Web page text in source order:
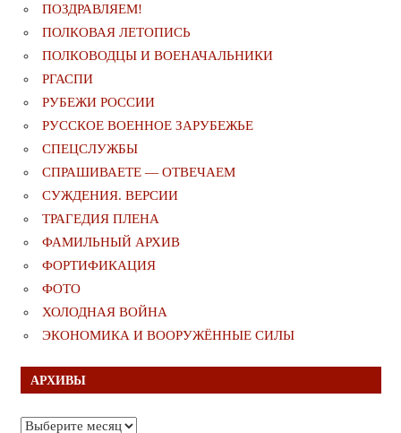
ПОЗДРАВЛЯЕМ!
ПОЛКОВАЯ ЛЕТОПИСЬ
ПОЛКОВОДЦЫ И ВОЕНАЧАЛЬНИКИ
РГАСПИ
РУБЕЖИ РОССИИ
РУССКОЕ ВОЕННОЕ ЗАРУБЕЖЬЕ
СПЕЦСЛУЖБЫ
СПРАШИВАЕТЕ — ОТВЕЧАЕМ
СУЖДЕНИЯ. ВЕРСИИ
ТРАГЕДИЯ ПЛЕНА
ФАМИЛЬНЫЙ АРХИВ
ФОРТИФИКАЦИЯ
ФОТО
ХОЛОДНАЯ ВОЙНА
ЭКОНОМИКА И ВООРУЖЁННЫЕ СИЛЫ
АРХИВЫ
Архивы